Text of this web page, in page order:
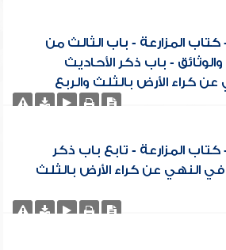
المزارعة - باب الثالث من
- باب ذكر الأحاديث
كراء الأرض بالثلث والربع
المزارعة - تابع باب ذكر
في النهي عن كراء الأرض بالثلث